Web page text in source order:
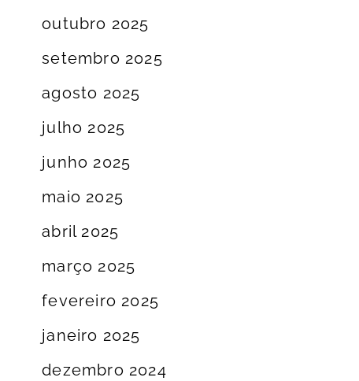
outubro 2025
setembro 2025
agosto 2025
julho 2025
junho 2025
maio 2025
abril 2025
março 2025
fevereiro 2025
janeiro 2025
dezembro 2024